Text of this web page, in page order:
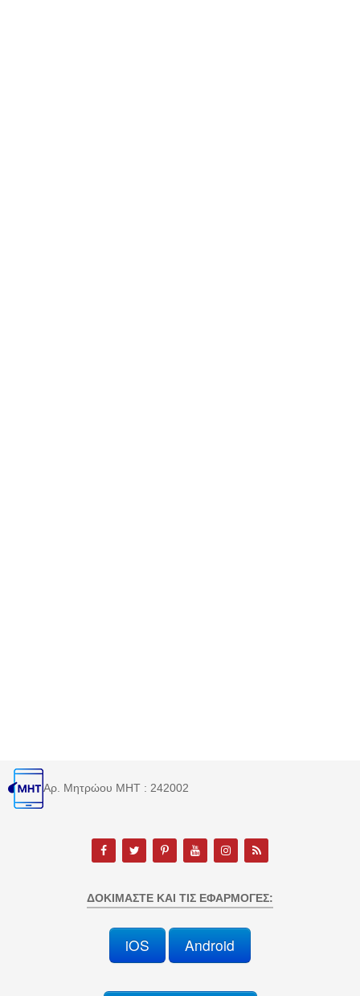
Αρ. Μητρώου MHT : 242002
ΔΟΚΙΜΆΣΤΕ ΚΑΙ ΤΙΣ ΕΦΑΡΜΟΓΈΣ:
iOS Android